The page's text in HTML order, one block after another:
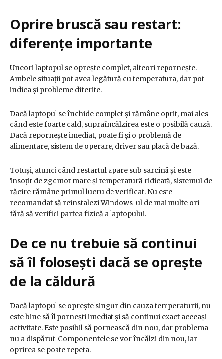
Oprire bruscă sau restart:
diferențe importante
Uneori laptopul se oprește complet, alteori repornește.
Ambele situații pot avea legătură cu temperatura, dar pot
indica și probleme diferite.
Dacă laptopul se închide complet și rămâne oprit, mai ales
când este foarte cald, supraîncălzirea este o posibilă cauză.
Dacă repornește imediat, poate fi și o problemă de
alimentare, sistem de operare, driver sau placă de bază.
Totuși, atunci când restartul apare sub sarcină și este
însoțit de zgomot mare și temperatură ridicată, sistemul de
răcire rămâne primul lucru de verificat. Nu este
recomandat să reinstalezi Windows-ul de mai multe ori
fără să verifici partea fizică a laptopului.
De ce nu trebuie să continui
să îl folosești dacă se oprește
de la căldură
Dacă laptopul se oprește singur din cauza temperaturii, nu
este bine să îl pornești imediat și să continui exact aceeași
activitate. Este posibil să pornească din nou, dar problema
nu a dispărut. Componentele se vor încălzi din nou, iar
oprirea se poate repeta.